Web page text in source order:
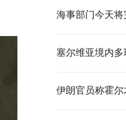
海事部门今天
塞尔维亚境内
伊朗官员称霍